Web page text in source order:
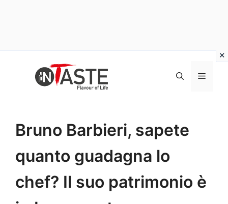
Menu
Bruno Barbieri, sapete
quanto guadagna lo
chef? Il suo patrimonio è